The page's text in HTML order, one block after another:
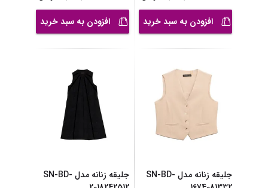
افزودن به سبد خرید
افزودن به سبد خرید
جلیقه زنانه مدل SN-BD-
جلیقه زنانه مدل SN-BD-